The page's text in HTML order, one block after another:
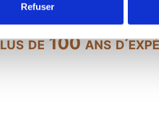
Refuser
de 100 ans